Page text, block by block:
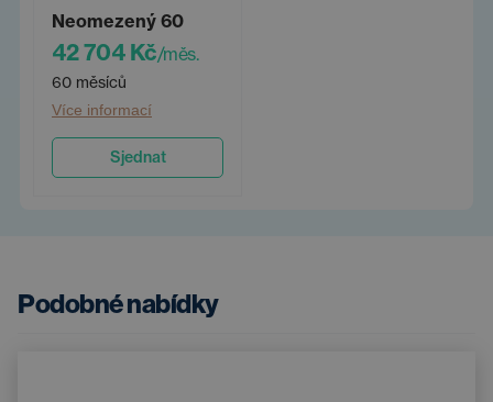
Neomezený 60
42 704 Kč/měs.
60 měsíců
Více informací
Sjednat
Podobné nabídky